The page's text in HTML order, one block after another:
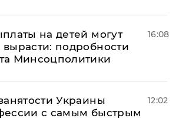
на детей могут
подробности
Минсоцполитики
16:08
Украины
с самым быстрым
12:02